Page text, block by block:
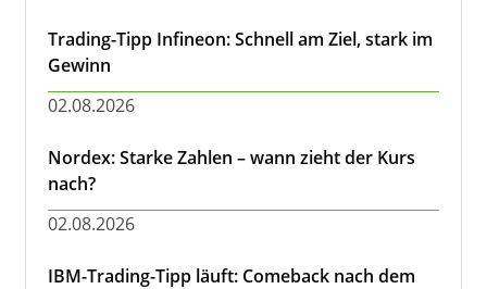
Trading-Tipp Infineon: Schnell am Ziel, stark im
Gewinn
02.08.2026
Nordex: Starke Zahlen – wann zieht der Kurs
nach?
02.08.2026
IBM-Trading-Tipp läuft: Comeback nach dem